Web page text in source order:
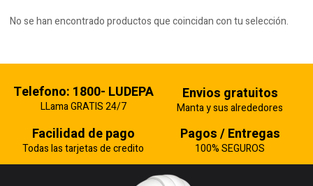
No se han encontrado productos que coincidan con tu selección.
Telefono: 1800- LUDEPA
LLama GRATIS 24/7
Envios gratuitos
Manta y sus alrededores
Facilidad de pago
Todas las tarjetas de credito
Pagos / Entregas
100% SEGUROS